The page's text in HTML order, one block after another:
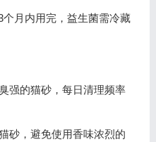
月内用完，益生菌需冷藏
强的猫砂，每日清理频率
砂，避免使用香味浓烈的